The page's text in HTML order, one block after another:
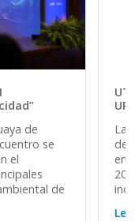
de
se
el
de
La
del
en